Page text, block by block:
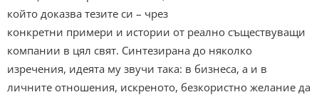
който доказва тезите си – чрез
конкретни примери и истории от реално съществуващи
компании в цял свят. Синтезирана до няколко
изречения, идеята му звучи така: в бизнеса, а и в
личните отношения, искреното, безкористно желание да